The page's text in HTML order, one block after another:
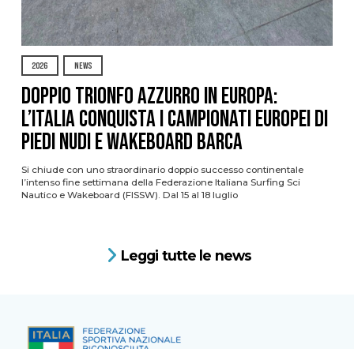
2026 NEWS
DOPPIO TRIONFO AZZURRO IN EUROPA:
L’ITALIA CONQUISTA I CAMPIONATI EUROPEI DI
PIEDI NUDI E WAKEBOARD BARCA
Si chiude con uno straordinario doppio successo continentale
l’intenso fine settimana della Federazione Italiana Surfing Sci
Nautico e Wakeboard (FISSW). Dal 15 al 18 luglio
Leggi tutte le news